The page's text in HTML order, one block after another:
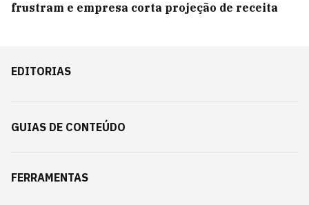
frustram e empresa corta projeção de receita
EDITORIAS
GUIAS DE CONTEÚDO
FERRAMENTAS